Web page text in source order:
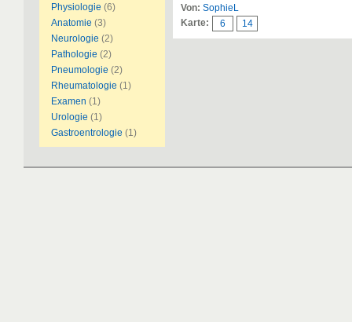
Physiologie (6)
Anatomie (3)
Neurologie (2)
Pathologie (2)
Pneumologie (2)
Rheumatologie (1)
Examen (1)
Urologie (1)
Gastroentrologie (1)
Von: SophieL
Karte:
6 14